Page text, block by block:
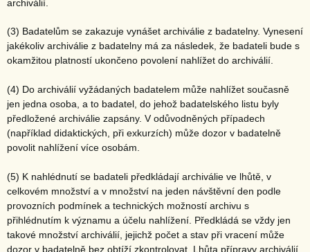
archiválií.
(3) Badatelům se zakazuje vynášet archiválie z badatelny. Vynesení
jakékoliv archiválie z badatelny má za následek, že badateli bude s
okamžitou platností ukončeno povolení nahlížet do archiválií.
(4) Do archiválií vyžádaných badatelem může nahlížet současně
jen jedna osoba, a to badatel, do jehož badatelského listu byly
předložené archiválie zapsány. V odůvodněných případech
(například didaktických, při exkurzích) může dozor v badatelně
povolit nahlížení více osobám.
(5) K nahlédnutí se badateli předkládají archiválie ve lhůtě, v
celkovém množství a v množství na jeden návštěvní den podle
provozních podmínek a technických možností archivu s
přihlédnutím k významu a účelu nahlížení. Předkládá se vždy jen
takové množství archiválií, jejichž počet a stav při vracení může
dozor v badatelně bez obtíží zkontrolovat. Lhůta přípravy archiválií